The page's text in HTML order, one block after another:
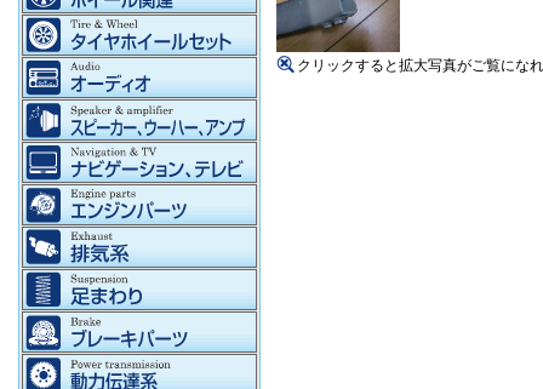
クリックすると拡大写真がご覧にな